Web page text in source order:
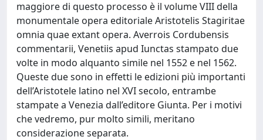
maggiore di questo processo è il volume VIII della
monumentale opera editoriale Aristotelis Stagiritae
omnia quae extant opera. Averrois Cordubensis
commentarii, Venetiis apud Iunctas stampato due
volte in modo alquanto simile nel 1552 e nel 1562.
Queste due sono in effetti le edizioni più importanti
dell’Aristotele latino nel XVI secolo, entrambe
stampate a Venezia dall’editore Giunta. Per i motivi
che vedremo, pur molto simili, meritano
considerazione separata.